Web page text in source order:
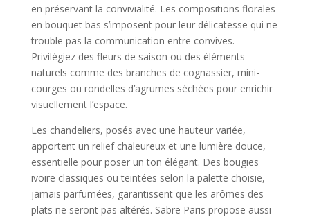
en préservant la convivialité. Les compositions florales
en bouquet bas s’imposent pour leur délicatesse qui ne
trouble pas la communication entre convives.
Privilégiez des fleurs de saison ou des éléments
naturels comme des branches de cognassier, mini-
courges ou rondelles d’agrumes séchées pour enrichir
visuellement l’espace.
Les chandeliers, posés avec une hauteur variée,
apportent un relief chaleureux et une lumière douce,
essentielle pour poser un ton élégant. Des bougies
ivoire classiques ou teintées selon la palette choisie,
jamais parfumées, garantissent que les arômes des
plats ne seront pas altérés. Sabre Paris propose aussi